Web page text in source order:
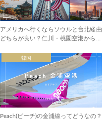
アメリカへ行くならソウルと台北経由
どちらが良い？仁川・桃園空港から北
韓国
Peach(ピーチ)の金浦線ってどうなの？